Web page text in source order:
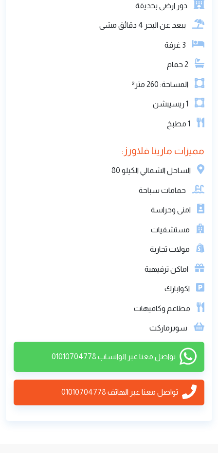
دور ارضى بحديقة
يبعد عن البحر 4 دقائق مشى
3 غرفة
2 حمام
المساحة: 260 متر²
1 ريسيبشن
1 مطبخ
مميزات مارينا فلاورز:
الساحل الشمالي الكيلو 80
حمامات سباحة
امنى وحراسة
مستشفيات
مولات تجارية
اماكن ترفيهية
اكوابارك
مطاعم وكافيهات
سوبرماركت
تواصل معنا عبر الواتساب 01010704778
تواصل معنا عبر الهاتف 01010704778